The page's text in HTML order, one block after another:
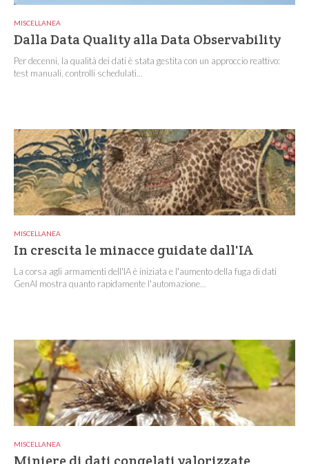
MISCELLANEA
Dalla Data Quality alla Data Observability
Per decenni, la qualità dei dati è stata gestita con un approccio reattivo:
test manuali, controlli schedulati...
MISCELLANEA
In crescita le minacce guidate dall'IA
La corsa agli armamenti dell'IA è iniziata e l'aumento della fuga di dati
GenAI mostra quanto rapidamente l'automazione...
MISCELLANEA
Miniere di dati congelati valorizzate